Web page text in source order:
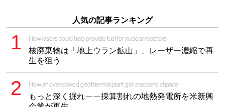
人気の記事ランキング
How lasers could help provide fuel for nuclear reactors
核廃棄物は「地上ウラン鉱山」、レーザー濃縮で再
生を狙う
How an overlooked geothermal plant got a second chance
もっと深く掘れ——採算割れの地熱発電所を米新興